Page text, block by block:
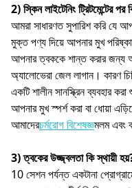
2) স্কিন লাইটেনিং ট্রিটমেন্টের
আমরা সাধারণত সুপারিশ করি যে
মুক্ত পণ্য দিয়ে আপনার মুখ
আপনার ত্বককে শান্ত করার জন্য
অ্যালোভেরা জেল লাগান। কারণ
একটি শালীন সানস্ক্রিন ব্যবহার
আপনার মুখ স্পর্শ করা বা ধোয়া
আমাদেরচর্মরোগ বিশেষজ্ঞমলম এবং
3) ত্বকের উজ্জ্বলতা কি স্থায়ী
10 সেশন পর্যন্ত একটানা